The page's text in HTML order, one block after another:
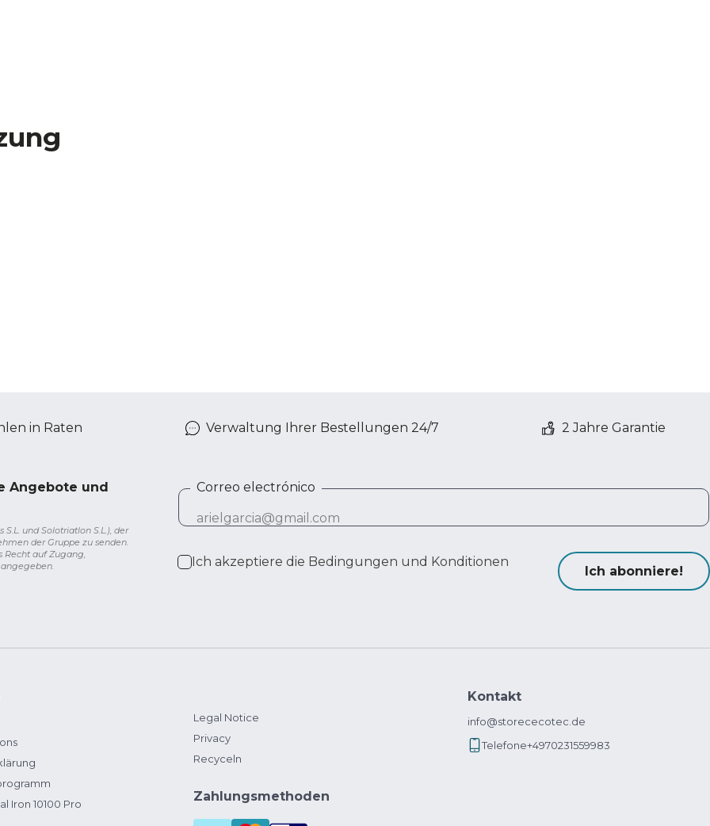
in Raten Verwaltung Ihrer Bestellungen 24/7 2 Jahre Garantie
Angebote und
und Solotriatlon S.L.), der
der Gruppe zu senden.
Recht auf Zugang,
Correo electrónico
Ich akzeptiere die Bedingungen und Konditionen
Ich abonniere!
Iron 10100 Pro
Legal Notice
Privacy
Recyceln
Zahlungsmethoden
Kontakt
info@storececotec.de
Telefone+4970231559983